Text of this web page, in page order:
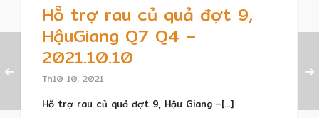
Hỗ trợ rau củ quả đợt 9,
HậuGiang Q7 Q4 –
2021.10.10
Th10 10, 2021
Hỗ trợ rau củ quả đợt 9, Hậu Giang –[...]